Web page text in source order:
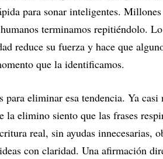
para sonar inteligentes.
terminamos repitiéndolo.
reduce su fuerza y hace que
que la identificamos.
eliminar esa tendencia. Ya casi
la elimino siento que las frases
real, sin ayudas innecesarias,
con claridad. Una afirmación